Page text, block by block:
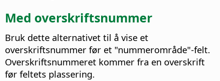
Med overskriftsnummer
Bruk dette alternativet til å vise et
overskriftsnummer før et "nummerområde"-felt.
Overskriftsnummeret kommer fra en overskrift
før feltets plassering.